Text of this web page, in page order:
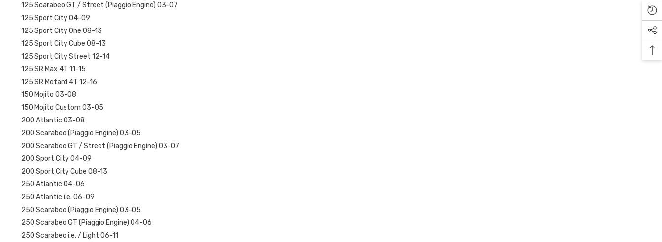
125 Scarabeo GT / Street (Piaggio Engine) 03-07
125 Sport City 04-09
125 Sport City One 08-13
125 Sport City Cube 08-13
125 Sport City Street 12-14
125 SR Max 4T 11-15
125 SR Motard 4T 12-16
150 Mojito 03-08
150 Mojito Custom 03-05
200 Atlantic 03-08
200 Scarabeo (Piaggio Engine) 03-05
200 Scarabeo GT / Street (Piaggio Engine) 03-07
200 Sport City 04-09
200 Sport City Cube 08-13
250 Atlantic 04-06
250 Atlantic i.e. 06-09
250 Scarabeo (Piaggio Engine) 03-05
250 Scarabeo GT (Piaggio Engine) 04-06
250 Scarabeo i.e. / Light 06-11